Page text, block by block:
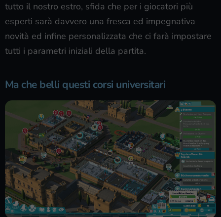
tutto il nostro estro, sfida che per i giocatori più
esperti sarà davvero una fresca ed impegnativa
novità ed infine personalizzata che ci farà impostare
tutti i parametri iniziali della partita.
Ma che belli questi corsi universitari